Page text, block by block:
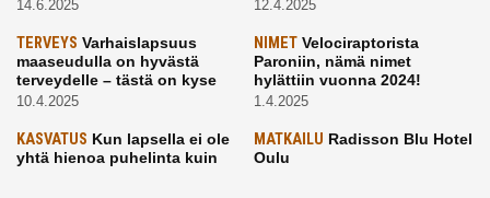
14.6.2025 12.4.2025
TERVEYS Varhaislapsuus
maaseudulla on hyvästä
terveydelle – tästä on kyse
10.4.2025
NIMETVelociraptorista
Paroniin, nämä nimet
hylättiin vuonna 2024!
1.4.2025
KASVATUS Kun lapsella ei ole
yhtä hienoa puhelinta kuin
MATKAILU Radisson Blu Hotel
Oulu